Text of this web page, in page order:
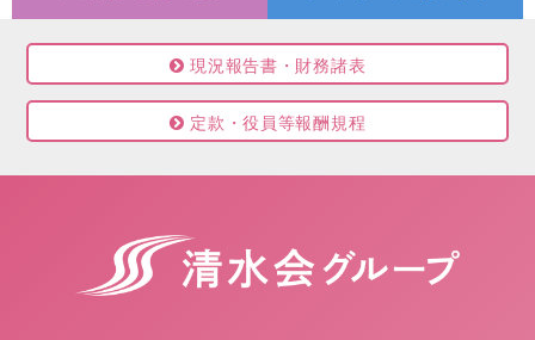
現況報告書・財務諸表
定款・役員等報酬規程